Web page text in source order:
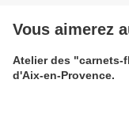
Vous aimerez
Atelier des "carnets-
d'Aix-en-Provence.